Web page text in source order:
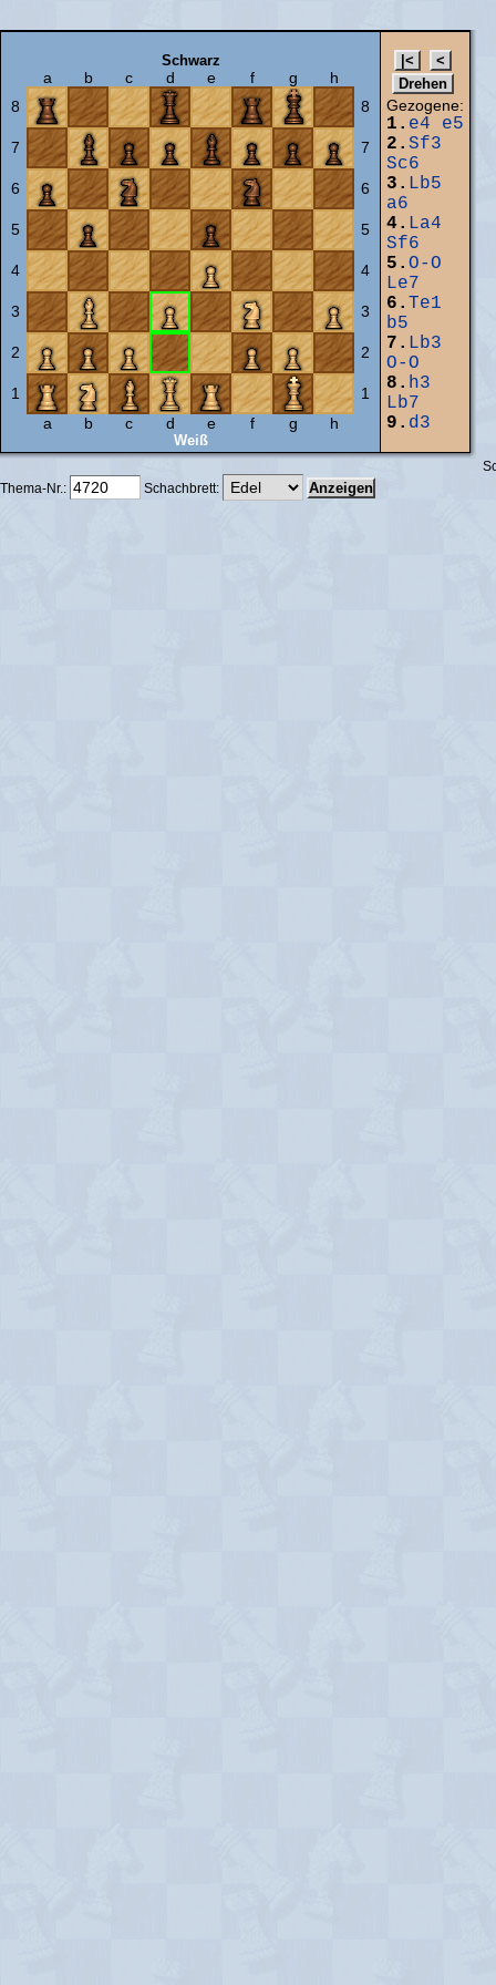
Schwarz
a b c d e f g
h
8
8
7 7
6 6
5 5
4 4
3 3
2 2
1
1
a
b c d e f g h
Weiß
Gezogene:
1. e4
e5
2. Sf3
Sc6
3. Lb5
a6
4. La4
Sf6
5. O-O
Le7
6. Te1
b5
7. Lb3
O-O
8. h3
Lb7
9. d3
Thema-Nr.:
Schachbrett: